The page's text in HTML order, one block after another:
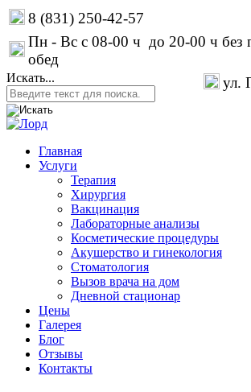
8 (831) 250-42-57
Пн - Вс с 08-00 ч до 20-00 ч без
обед
ул.
Искать...
Главная
Услуги
Терапия
Хирургия
Вакцинация
Лабораторные анализы
Косметические процедуры
Акушерство и гинекология
Стоматология
Вызов врача на дом
Дневной стационар
Цены
Галерея
Блог
Отзывы
Контакты